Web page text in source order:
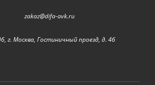
zakaz@difa-avk.ru
г. Москва, Гостиничный проезд, д. 4б